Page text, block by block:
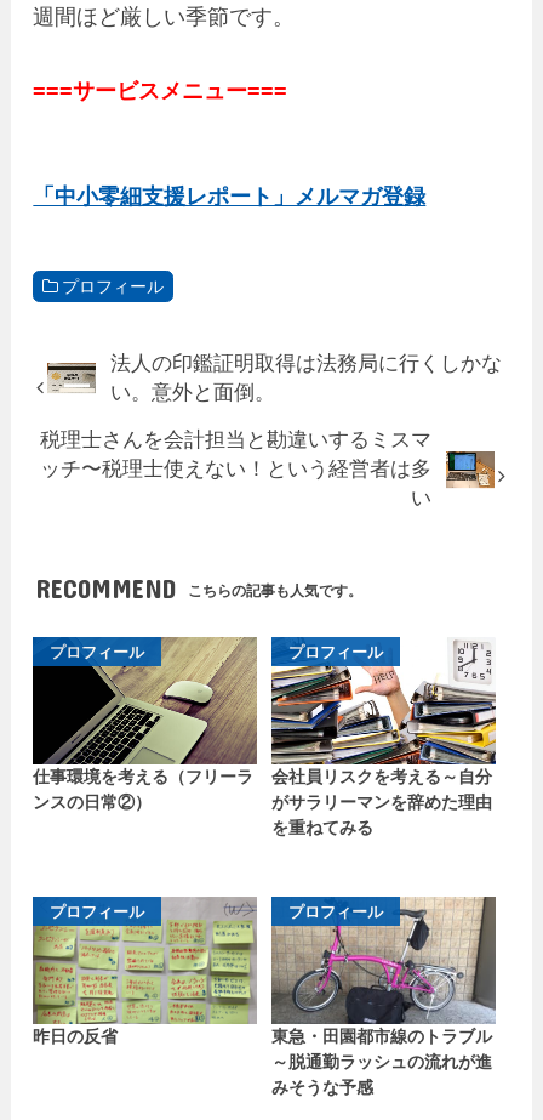
週間ほど厳しい季節です。
===サービスメニュー===
「中小零細支援レポート」メルマガ登録
プロフィール
法人の印鑑証明取得は法務局に行くしかな
い。意外と面倒。
税理士さんを会計担当と勘違いするミスマ
ッチ〜税理士使えない！という経営者は多
い
RECOMMEND こちらの記事も人気です。
プロフィール
仕事環境を考える（フリーラ
ンスの日常②）
プロフィール
会社員リスクを考える～自分
がサラリーマンを辞めた理由
を重ねてみる
プロフィール
昨日の反省
プロフィール
東急・田園都市線のトラブル
～脱通勤ラッシュの流れが進
みそうな予感